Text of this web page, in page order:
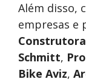
Além disso,
empresas e
Construtora
Schmitt,
Bike Aviz,